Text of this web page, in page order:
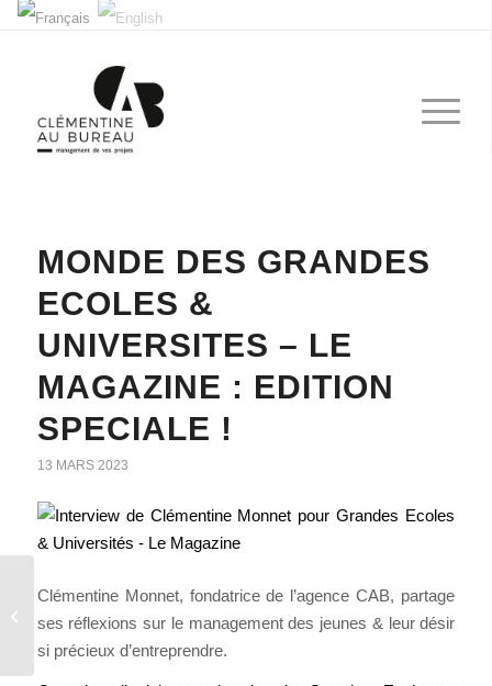
MONDE DES GRANDES
ECOLES &
UNIVERSITES – LE
MAGAZINE : EDITION
SPECIALE !
13 MARS 2023
Clémentine Monnet, fondatrice de l’agence CAB, partage
ses réflexions sur le management des jeunes & leur désir
si précieux d’entreprendre.
RECHERCHE
INTERNATIONAL DE
SCIENCES PO ET DU